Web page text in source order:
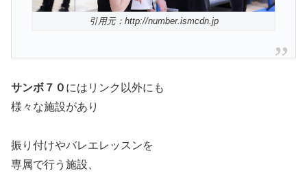
引用元：http://number.ismcdn.jp
サンボ７０ にはリンク以外にも
様々な施設があり
振り付けやバレエレッスンを
専属で行う施設、